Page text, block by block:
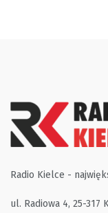
Radio Kielce -
ul. Radiowa 4, 25-317